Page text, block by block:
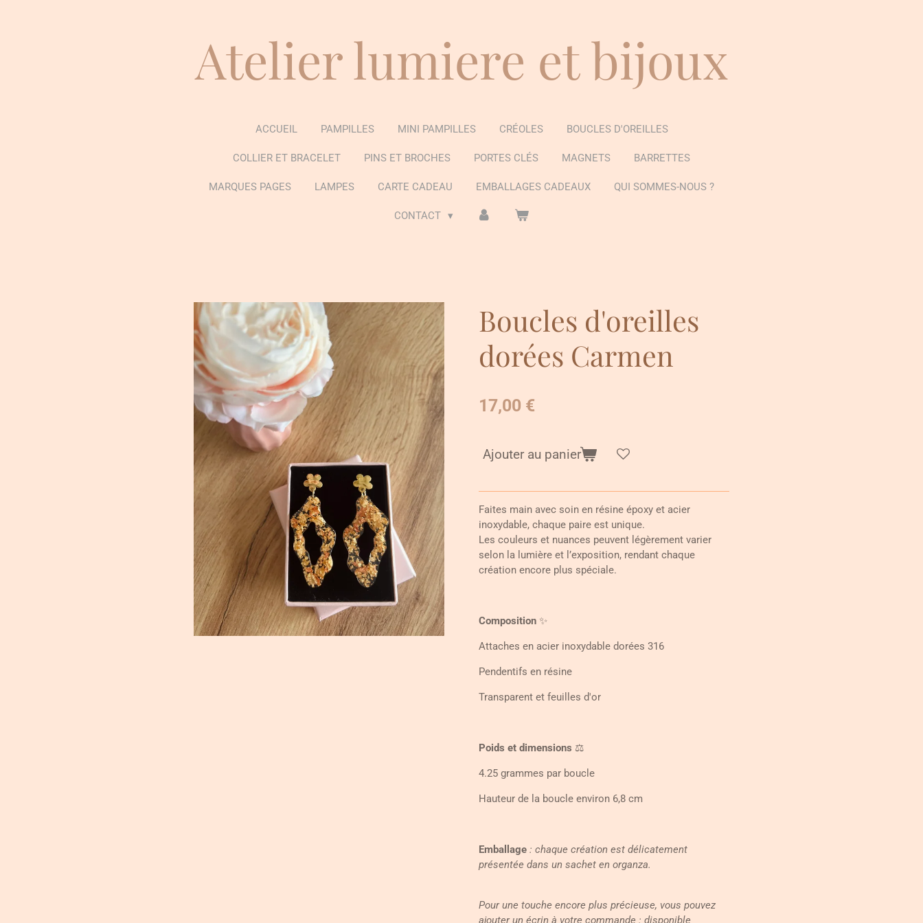
Atelier lumiere et bijoux
ACCUEIL PAMPILLES MINI PAMPILLES CRÉOLES BOUCLES D'OREILLES
COLLIER ET BRACELET PINS ET BROCHES PORTES CLÉS MAGNETS BARRETTES
MARQUES PAGES LAMPES CARTE CADEAU EMBALLAGES CADEAUX QUI SOMMES-NOUS ?
CONTACT
Boucles d'oreilles
dorées Carmen
17,00 €
Ajouter au panier
Faites main avec soin en résine époxy et acier
inoxydable, chaque paire est unique.
Les couleurs et nuances peuvent légèrement varier
selon la lumière et l’exposition, rendant chaque
création encore plus spéciale.
Composition ✨
Attaches en acier inoxydable dorées 316
Pendentifs en résine
Transparent et feuilles d'or
Poids et dimensions ⚖️
4.25 grammes par boucle
Hauteur de la boucle environ 6,8 cm
Emballage : chaque création est délicatement
présentée dans un sachet en organza.
Pour une touche encore plus précieuse, vous pouvez
ajouter un écrin à votre commande : disponible